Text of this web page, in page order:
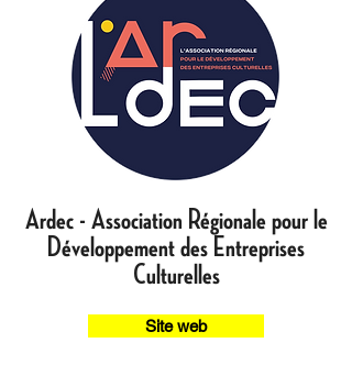
Ardec - Association Régionale pour le
Développement des Entreprises
Culturelles
Site web